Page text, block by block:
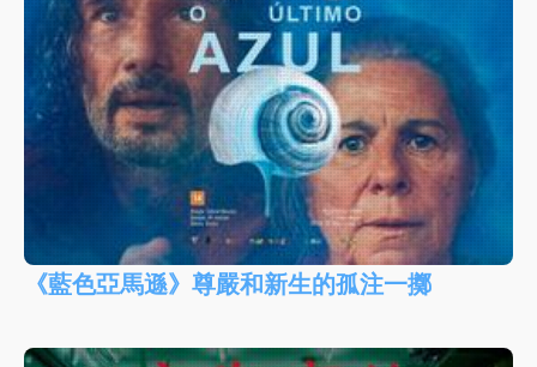
《藍色亞馬遜》尊嚴和新生的孤注一擲